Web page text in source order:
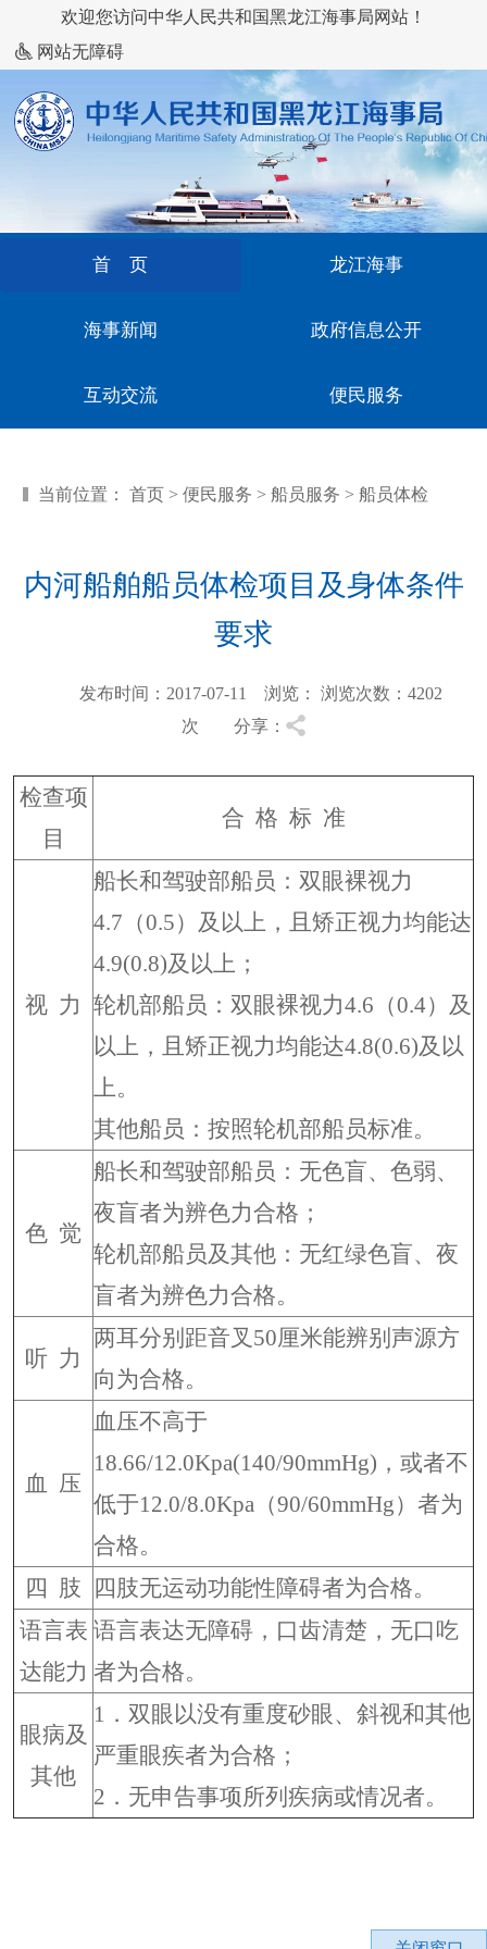
欢迎您访问中华人民共和国黑龙江海事局网站！
网站无障碍
首 页 龙江海事
海事新闻 政府信息公开
互动交流 便民服务
当前位置： 首页 > 便民服务 > 船员服务 > 船员体检
内河船舶船员体检项目及身体条件
要求
发布时间：2017-07-11 浏览： 浏览次数：4202
次 分享：
检查项
目
合 格 标 准
视 力
船长和驾驶部船员：双眼裸视力
4.7（0.5）及以上，且矫正视力均能达
4.9(0.8)及以上；
轮机部船员：双眼裸视力4.6（0.4）及
以上，且矫正视力均能达4.8(0.6)及以
上。
其他船员：按照轮机部船员标准。
色 觉
船长和驾驶部船员：无色盲、色弱、
夜盲者为辨色力合格；
轮机部船员及其他：无红绿色盲、夜
盲者为辨色力合格。
听 力
两耳分别距音叉50厘米能辨别声源方
向为合格。
血 压
血压不高于
18.66/12.0Kpa(140/90mmHg)，或者不
低于12.0/8.0Kpa（90/60mmHg）者为
合格。
四 肢
四肢无运动功能性障碍者为合格。
语言表
达能力
语言表达无障碍，口齿清楚，无口吃
者为合格。
眼病及
其他
1．双眼以没有重度砂眼、斜视和其他
严重眼疾者为合格；
2．无申告事项所列疾病或情况者。